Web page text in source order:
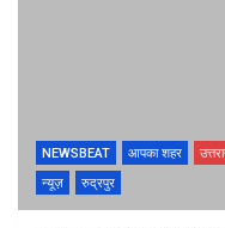
NEWSBEAT आपका शहर
न्यूज़
रुद्रपुर